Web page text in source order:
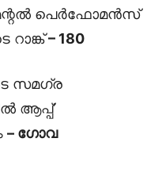
പെർഫോമൻസ്
– 180
സമഗ്ര
ആപ്പ്’
– ഗോവ